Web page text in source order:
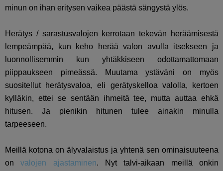
minun on ihan eritysen vaikea päästä sängystä ylös.
Herätys / sarastusvalojen kerrotaan tekevän heräämisestä
lempeämpää, kun keho herää valon avulla itsekseen ja
luonnollisemmin kun yhtäkkiseen odottamattomaan
piippaukseen pimeässä. Muutama ystäväni on myös
suositellut herätysvaloa, eli gerätyskelloa valolla, kertoen
kylläkin, ettei se sentään ihmeitä tee, mutta auttaa ehkä
hitusen. Ja pienikin hitunen tulee ainakin minulla
tarpeeseen.
Meillä kotona on älyvalaistus ja yhtenä sen ominaisuuteena
onvalojen ajastaminen. Nyt talvi-aikaan meillä onkin